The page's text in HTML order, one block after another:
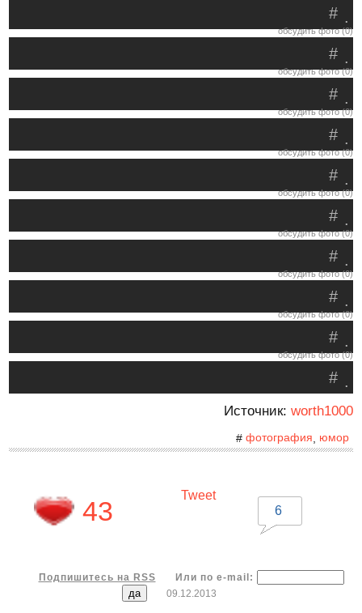
.
#
обсудить фото (0)
.
#
обсудить фото (0)
.
#
обсудить фото (0)
.
#
обсудить фото (0)
.
#
обсудить фото (0)
.
#
обсудить фото (0)
.
#
обсудить фото (0)
.
#
обсудить фото (0)
.
#
обсудить фото (0)
.
#
Источник: worth1000
# фотография юмор
43
Tweet
6
Подпишитесь на RSS
Или по e-mail:
09.12.2013